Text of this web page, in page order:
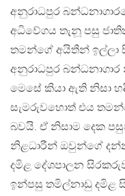
අනුරාධපුර
අධිවේගය තැනූ පසු
තමන්ගේ අයිතීන් ඉල්ලා
අනුරාධපුර
මෙසේ කියා ඇති නිසා
සැමරුවහොත් එය
බවයි. ඒ නිසාම දෙක
නිළධාරීන් ඔවුන්ගේ
දමිළ දේශපාලන
ඉන්පසු තමිල්නාඩු දමිළ